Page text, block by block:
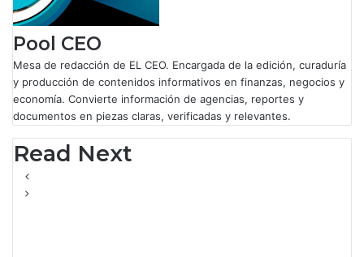
Pool CEO
Mesa de redacción de EL CEO. Encargada de la edición, curaduría
y producción de contenidos informativos en finanzas, negocios y
economía. Convierte información de agencias, reportes y
documentos en piezas claras, verificadas y relevantes.
Read Next